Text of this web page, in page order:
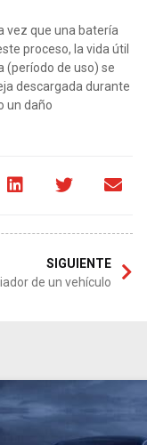
vez que una batería
proceso, la vida útil
(período de uso) se
descargada durante
un daño
SIGUIENTE
de un vehículo